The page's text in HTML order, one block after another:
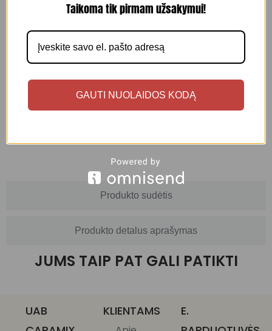
KLERAL HAIRLIFT PROCEDŪRA
65.00€ - +
Produkto naudojimas
Produkto sudėtis
Produkto detalus aprašymas
JUMS TAIP PAT GALI PATIKTI
UAB
KLIENTAMS
E.
Taikoma tik pirmam užsakymui!
GAUTI NUOLAIDOS KODĄ